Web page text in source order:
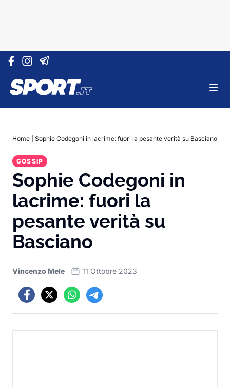
Vai al contenuto
Home Sophie Codegoni in lacrime: fuori la pesante verità su Basciano
GOSSIP
Sophie Codegoni in
lacrime: fuori la
pesante verità su
Basciano
Vincenzo Mele 11 Ottobre 2023